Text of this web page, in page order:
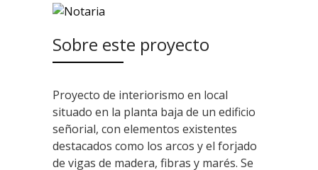
Sobre este proyecto
Proyecto de interiorismo en local
situado en la planta baja de un edificio
señorial, con elementos existentes
destacados como los arcos y el forjado
de vigas de madera, fibras y marés. Se